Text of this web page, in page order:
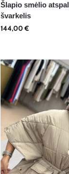
Šlapio smėlio
švarkelis
144,00€